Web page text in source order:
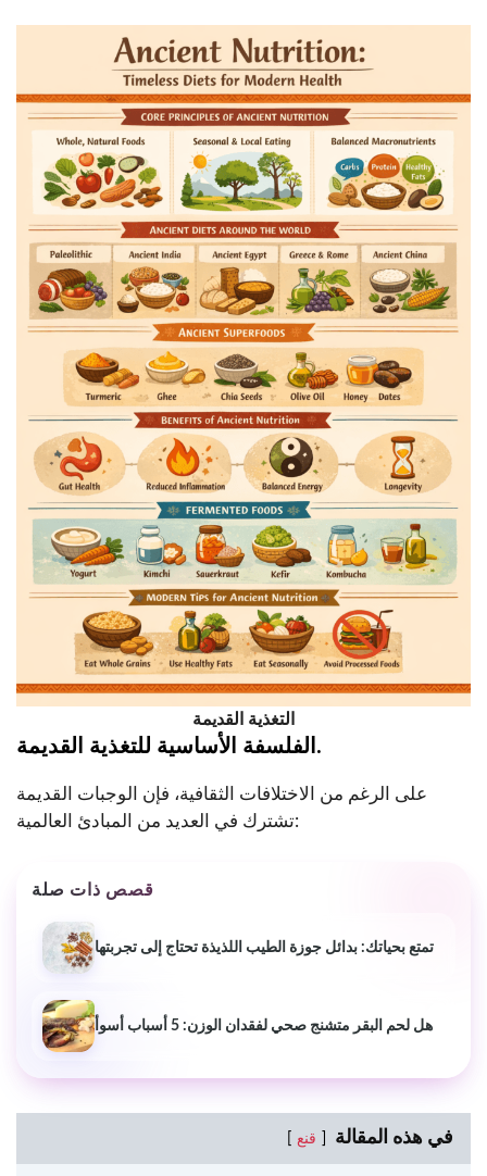
التغذية القديمة
الفلسفة الأساسية للتغذية القديمة.
على الرغم من الاختلافات الثقافية، فإن الوجبات القديمة
تشترك في العديد من المبادئ العالمية:
قصص ذات صلة
تمتع بحياتك: بدائل جوزة الطيب اللذيذة تحتاج إلى تجربتها
هل لحم البقر متشنج صحي لفقدان الوزن: 5 أسباب أسوأ
في هذه المقالة قنع